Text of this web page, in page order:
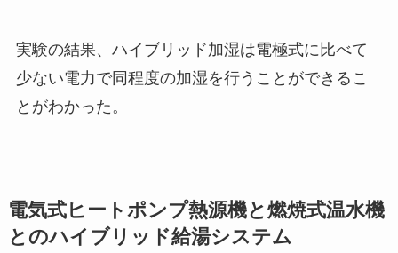
実験の結果、ハイブリッド加湿は電極式に比べて
少ない電力で同程度の加湿を行うことができるこ
とがわかった。
電気式ヒートポンプ熱源機と燃焼式温水機
とのハイブリッド給湯システム